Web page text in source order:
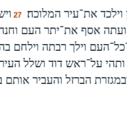
את־עיר המלוכה׃ 27
ועתה אסף את־יתר העם
וילך רבתה וילחם בה
על־ראש דוד ושלל
הברזל והעביר אותם